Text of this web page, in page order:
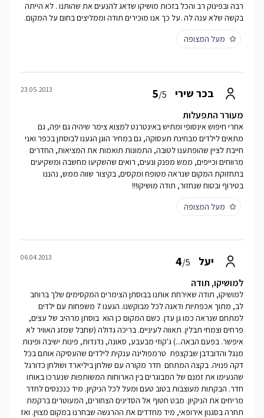
רבה ובפינוק רב והכל בזכות מושיקו שדאג להנעים את שהותנו . לא הייתה
בקשה שלא ענה לה .על כך אנו מוכירים תודה וממליצים בחום על המקום.
מעל המצופה
בכר שירי 5/5
23.05.2013
מעורר התפעלות
אחרי חיפוש אינסופי ומתיש באינטרנט למצוא צימר שיהיה גם יפה, גם
מתאים לילדים מבחינת תעסוקה, גם במחיר הוגן הגענו לבוסתן בכפר ואני
חייבת לציין שהופתענו לטובה, התמונות תואמות את המציאות, החדרים
מרווחים וכייפים, ממש מפנק ונעים, רואים שהשקיעו מחשבה ומשקיעים
בתחזוקת המקום שנראה מטופח ומקסים, בקיצור שווה ממש, נהננו
בטירוף ובטוח שנחזור, תודה מושיקו!!!
מעל המצופה
יעל 4/5
06.04.2013
למושיקו, תודה
למושיקו, תודה שאירחת אותנו בבוסתן הצימרים המקסימים שלך ברוחב
לב, מתוך אכפתיות ודאגה לכל מבוקשנו. הגענו 7 משפחות עם ילדים
למתחם שנראה כמו גן עדן. כשם המקום כן הוא  בוסתן מרהיב של עצים,
פרחים וצמחי תבלין. תאווה לעיניים. בריכה גדולה (שחבל שמזג האוויר לא
איפשר. בפעם הבאה...) ג'קוזי מבעבע, סאונה, נדנדות, פינות ישיבה ופינות
מנגל והדובדבן שבקצפת  טרמפולינה ענקית לילדים שהעסיקה אותם בכל
דקה פנויה. בקצה המתחם  חדר מקורה עם שולחן ביליארד ושולחן כדורגל
שהנעימו את זמנם של המבוגרים בין הארוחות המשותפות שנערכו באותו
חדר. הבקתות מעוצבות בטוב טעם ומעל לכל הניקיון. מיד כנכנסים לחדר
מריחים את הניקיון. מבט חטוף אל הסדינים הצחורים, המעוטרים ברקמת
תחרה בסגנון אירופאי, מיד מחדדים את ההרגשה שבחרנו במקום מצוין. ואז